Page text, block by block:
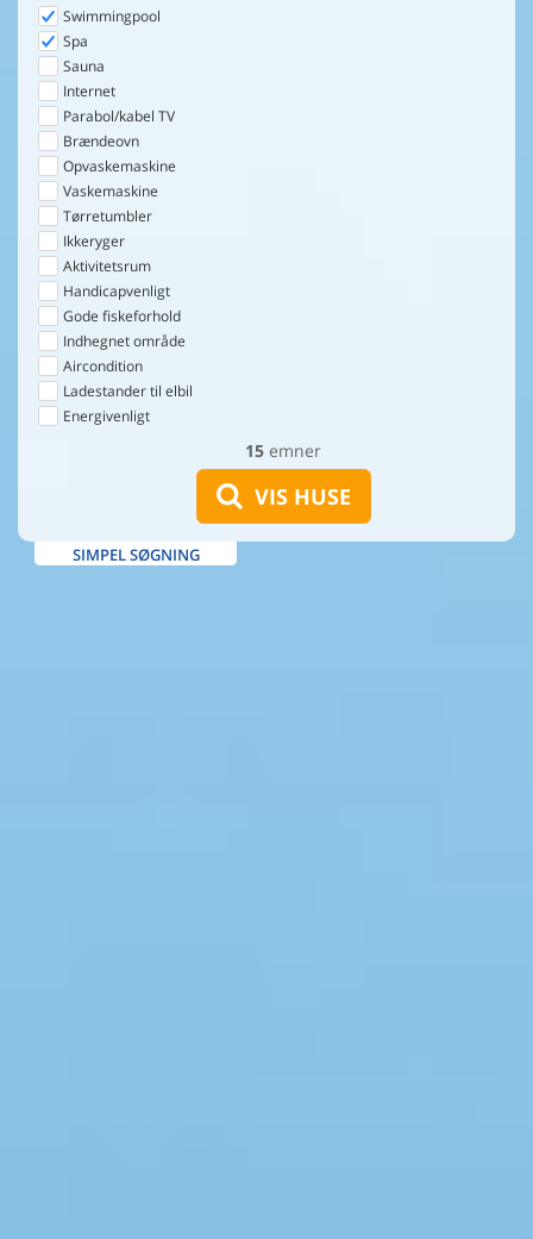
15 emner
VIS HUSE
Swimmingpool
Spa
Sauna
Internet
Parabol/kabel TV
Brændeovn
Opvaskemaskine
Vaskemaskine
Tørretumbler
Ikkeryger
Aktivitetsrum
Handicapvenligt
Gode fiskeforhold
Indhegnet område
Aircondition
Ladestander til elbil
Energivenligt
SIMPEL SØGNING